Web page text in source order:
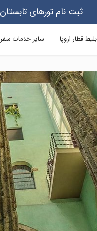
ثبت نام تورهای تابستان ۱۴۰۵ ایوار آغاز شد
بلیط قطار اروپا سایر خدمات سفر